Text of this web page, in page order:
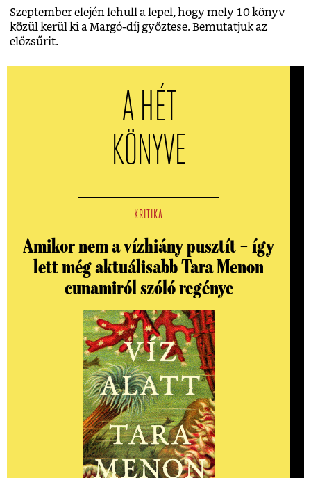
Szeptember elején lehull a lepel, hogy mely 10 könyv
közül kerül ki a Margó-díj győztese. Bemutatjuk az
előzsűrit.
A HÉT
KÖNYVE
KRITIKA
Amikor nem a vízhiány pusztít – így
lett még aktuálisabb Tara Menon
cunamiról szóló regénye